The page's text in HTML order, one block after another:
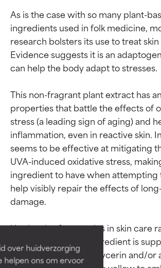
over huidverzorging
helpen ons om ervoor
As is the case with so many plant-
ingredients used in folk medicine,
research bolsters its use to treat
Evidence suggests it is an
can help the body adapt to stresses.
This non-fragrant plant extract has
properties that battle the effects of
stress (a leading sign of aging) and
inflammation, even in reactive skin.
seems to be effective at mitigating
UVA-induced oxidative stress,
ingredient to have when attempting
help visibly repair the effects of
damage.
Use levels of astragalus in skin care
2% when this plant ingredient is
aqueous blend with glycerin and/or
Beoordelingen van
Bewezen en ondersteund
onafhankelijk onderzoek.
Beoordelingen van
Bewezen en ondersteund
onafhankelijk onderzoek.